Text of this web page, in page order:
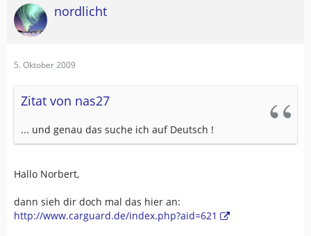
nordlicht
5. Oktober 2009
Zitat von nas27
... und genau das suche ich auf Deutsch !
Hallo Norbert,
dann sieh dir doch mal das hier an:
http://www.carguard.de/index.php?aid=621